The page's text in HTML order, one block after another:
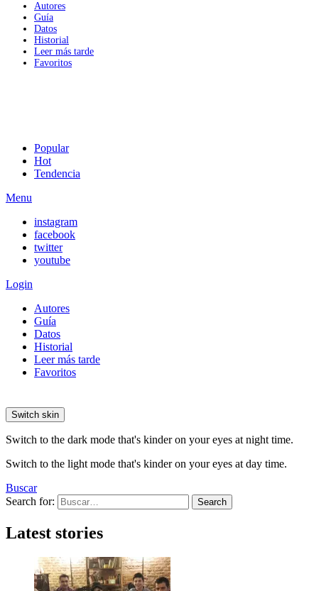
Autores
Guía
Datos
Historial
Leer más tarde
Favoritos
Popular
Hot
Tendencia
Menu
instagram
facebook
twitter
youtube
Login
Autores
Guía
Datos
Historial
Leer más tarde
Favoritos
Switch skin
Switch to the dark mode that's kinder on your eyes at night time.
Switch to the light mode that's kinder on your eyes at day time.
Buscar
Search for:
Search
Latest stories